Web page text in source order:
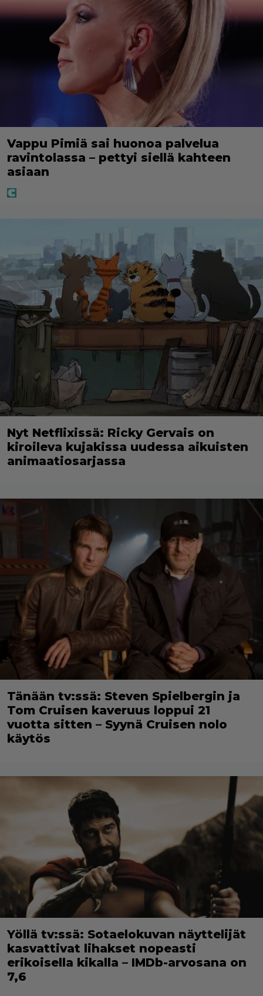
Vappu Pimiä sai huonoa palvelua
ravintolassa – pettyi siellä kahteen
asiaan
Nyt Netflixissä: Ricky Gervais on
kiroileva kujakissa uudessa aikuisten
animaatiosarjassa
Tänään tv:ssä: Steven Spielbergin ja
Tom Cruisen kaveruus loppui 21
vuotta sitten – Syynä Cruisen nolo
käytös
Yöllä tv:ssä: Sotaelokuvan näyttelijät
kasvattivat lihakset nopeasti
erikoisella kikalla – IMDb-arvosana on
7,6